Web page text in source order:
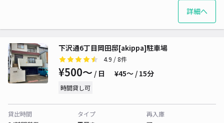
詳細へ
下沢通6丁目岡田邸[akippa]駐車場
4.9 / 8件
¥500〜 / 日 ¥45〜 / 15分
時間貸し可
貸出時間
タイプ
再入庫